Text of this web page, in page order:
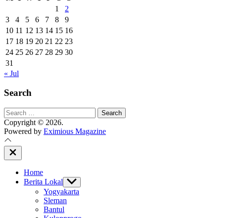
1
2
3
4 5 6 7 8
9
10 11 12 13 14 15 16
17 18 19 20 21 22 23
24 25 26 27 28 29 30
31
« Jul
Search
Search
for:
Copyright © 2026.
Powered by Eximious Magazine
Close
Off
Home
Berita Lokal Show
sub
menu
Yogyakarta
Sleman
Bantul